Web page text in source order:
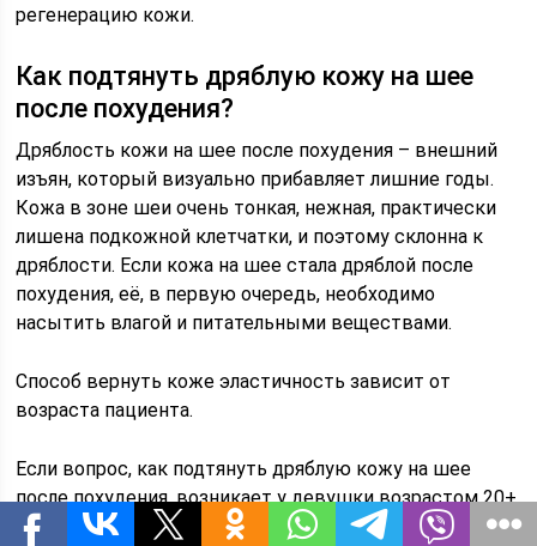
регенерацию кожи.
Как подтянуть дряблую кожу на шее
после похудения?
Дряблость кожи на шее после похудения – внешний
изъян, который визуально прибавляет лишние годы.
Кожа в зоне шеи очень тонкая, нежная, практически
лишена подкожной клетчатки, и поэтому склонна к
дряблости. Если кожа на шее стала дряблой после
похудения, её, в первую очередь, необходимо
насытить влагой и питательными веществами.
Способ вернуть коже эластичность зависит от
возраста пациента.
Если вопрос, как подтянуть дряблую кожу на шее
после похудения, возникает у девушки возрастом 20+,
то обойтись можно процедурами, направленными на